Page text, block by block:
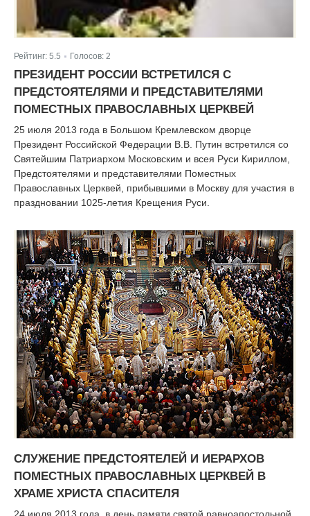
Рейтинг: 5.5 Голосов: 2
ПРЕЗИДЕНТ РОССИИ ВСТРЕТИЛСЯ С
ПРЕДСТОЯТЕЛЯМИ И ПРЕДСТАВИТЕЛЯМИ
ПОМЕСТНЫХ ПРАВОСЛАВНЫХ ЦЕРКВЕЙ
25 июля 2013 года в Большом Кремлевском дворце
Президент Российской Федерации В.В. Путин встретился со
Святейшим Патриархом Московским и всея Руси Кириллом,
Предстоятелями и представителями Поместных
Православных Церквей, прибывшими в Москву для участия в
праздновании 1025-летия Крещения Руси.
СЛУЖЕНИЕ ПРЕДСТОЯТЕЛЕЙ И ИЕРАРХОВ
ПОМЕСТНЫХ ПРАВОСЛАВНЫХ ЦЕРКВЕЙ В
ХРАМЕ ХРИСТА СПАСИТЕЛЯ
24 июля 2013 года, в день памяти святой равноапостольной